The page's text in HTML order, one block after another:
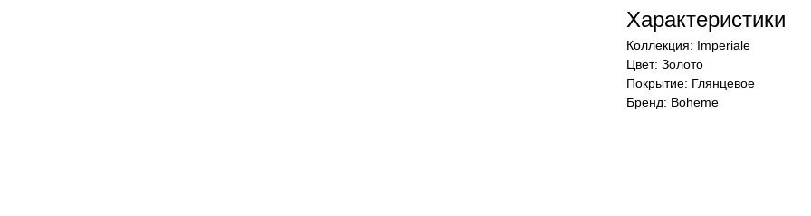
Характеристики
Коллекция: Imperiale
Цвет: Золото
Покрытие: Глянцевое
Бренд: Boheme